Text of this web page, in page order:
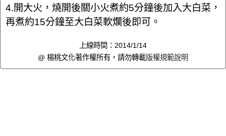
4.開大火，燒開後關小火煮約5分鐘後加入大白菜，
再煮約15分鐘至大白菜軟爛後即可。
上線時間：2014/1/14
@ 楊桃文化著作權所有，請勿轉載版權規範說明